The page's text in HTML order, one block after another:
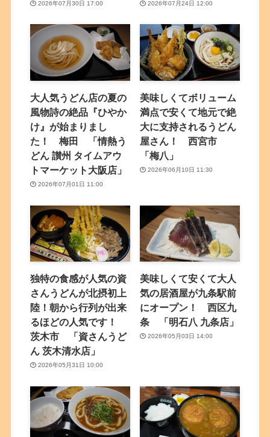
2026年07月30日 17:00 2026年07月24日 12:00
大人気うどん店の夏の
風物詩の絶品『ひやか
け』が始まりまし
た！ 梅田 「情熱う
どん 讃州 タイムアウ
トマーケット大阪店」
2026年07月01日 11:00
美味しくてボリューム
満点で安くて地元で絶
大に支持されるうどん
屋さん！ 西宮市
「梅八」
2026年06月10日 11:30
独特の食感が人気の資
さんうどんが北摂初上
陸！朝から行列が出来
るほどの人気です！
茨木市 「資さんうど
ん 茨木清水店」
2026年05月31日 10:00
美味しくて安くて大人
気の居酒屋が九条駅前
にオープン！ 西区九
条 「明石八 九条店」
2026年05月03日 14:00